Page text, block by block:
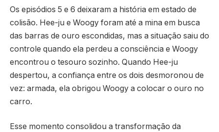
Os episódios 5 e 6 deixaram a história em estado de
colisão. Hee-ju e Woogy foram até a mina em busca
das barras de ouro escondidas, mas a situação saiu do
controle quando ela perdeu a consciência e Woogy
encontrou o tesouro sozinho. Quando Hee-ju
despertou, a confiança entre os dois desmoronou de
vez: armada, ela obrigou Woogy a colocar o ouro no
carro.
Esse momento consolidou a transformação da